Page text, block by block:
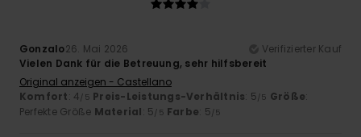
Gonzalo26. Mai 2026
Verifizierter Kauf
Vielen Dank für die Betreuung, sehr hilfsbereit
Original anzeigen - Castellano
Komfort: 4/5 Preis-Leistungs-Verhältnis: 5/5 Größe:
Perfekte Größe Material: 5/5 Farbe: 5/5